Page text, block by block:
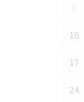
10
17
24